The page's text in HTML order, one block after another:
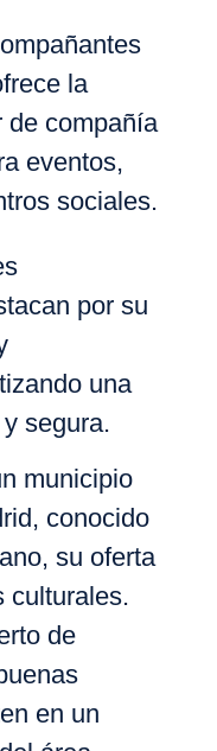
la
de compañía
eventos,
sociales.
por su
una
segura.
municipio
conocido
su oferta
culturales.
de
en un